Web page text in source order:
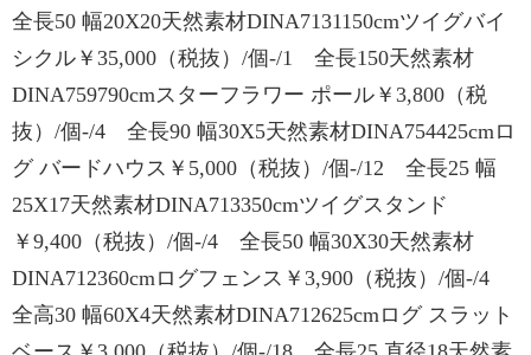
全長50 幅20X20天然素材DINA7131150cmツイグバイ
シクル￥35,000（税抜）/個-/1 全長150天然素材
DINA759790cmスターフラワー ポール￥3,800（税
抜）/個-/4 全長90 幅30X5天然素材DINA754425cmロ
グ バードハウス￥5,000（税抜）/個-/12 全長25 幅
25X17天然素材DINA713350cmツイグスタンド
￥9,400（税抜）/個-/4 全長50 幅30X30天然素材
DINA712360cmログフェンス￥3,900（税抜）/個-/4
全高30 幅60X4天然素材DINA712625cmログ スラット